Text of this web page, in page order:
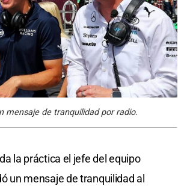
mensaje de tranquilidad por radio.
la práctica el jefe del equipo
un mensaje de tranquilidad al